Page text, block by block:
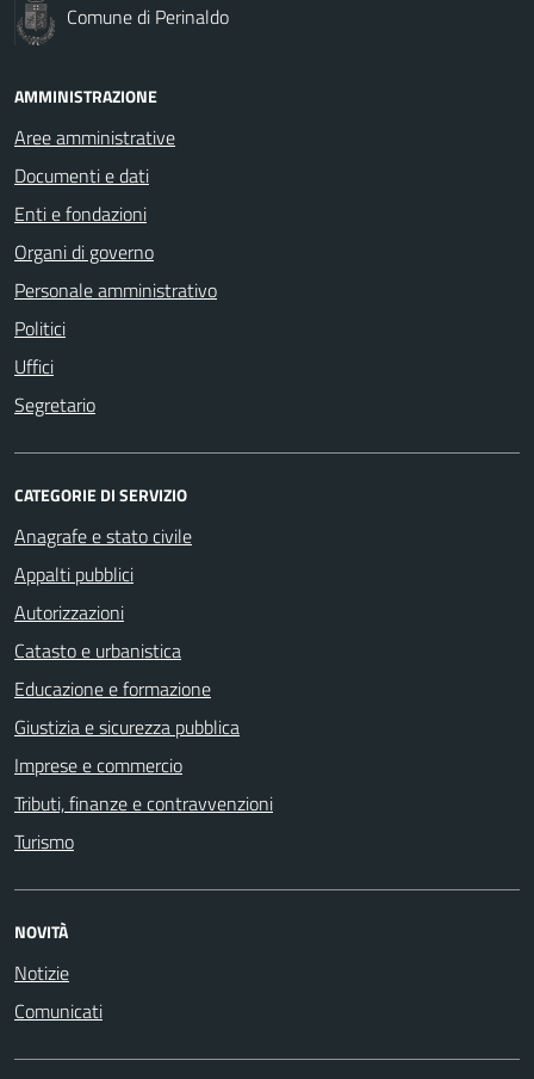
Comune di Perinaldo
AMMINISTRAZIONE
Aree amministrative
Documenti e dati
Enti e fondazioni
Organi di governo
Personale amministrativo
Politici
Uffici
Segretario
CATEGORIE DI SERVIZIO
Anagrafe e stato civile
Appalti pubblici
Autorizzazioni
Catasto e urbanistica
Educazione e formazione
Giustizia e sicurezza pubblica
Imprese e commercio
Tributi, finanze e contravvenzioni
Turismo
NOVITÀ
Notizie
Comunicati